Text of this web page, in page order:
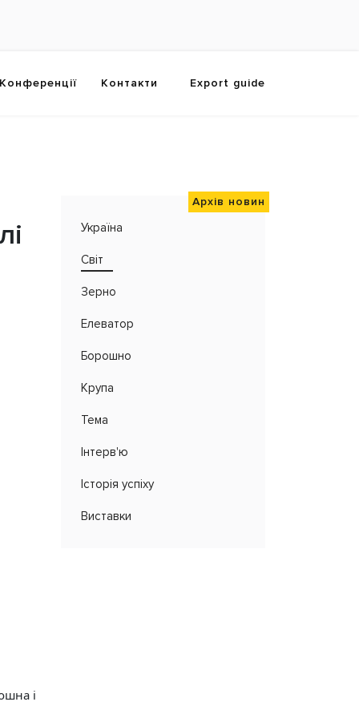
Конференції Контакти Export guide
і
Архів новин
Україна
Світ
Зерно
Елеватор
Борошно
Крупа
Тема
Інтерв'ю
Історія успіху
Виставки